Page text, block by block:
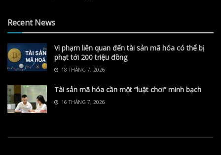
Recent News
Vi phạm liên quan đến tài sản mã hóa có thể bị
phạt tới 200 triệu đồng
18 THÁNG 7, 2026
Tài sản mã hóa cần một “luật chơi” minh bạch
16 THÁNG 7, 2026